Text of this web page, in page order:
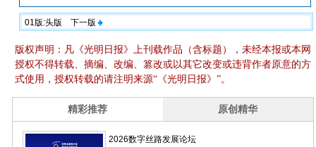
01版:头版 下一版
版权声明：凡《光明日报》上刊载作品（含标题），未经本报或本网
授权不得转载、摘编、改编、篡改或以其它改变或违背作者原意的方
式使用，授权转载的请注明来源“《光明日报》”。